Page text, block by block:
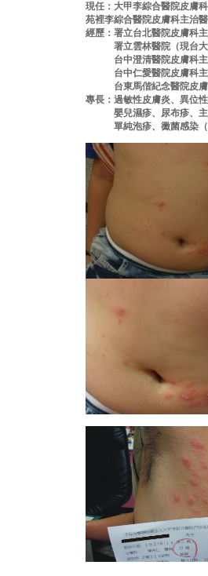
現任：大甲李綜合醫院皮膚
苑裡李綜合醫院皮膚科主治
經歷：署立台北醫院皮膚科
署立雲林醫院（現台大
台中澄清醫院皮膚科主
台中仁愛醫院皮膚科主
台東馬偕紀念醫院皮膚
專長：過敏性皮膚炎、異位
嬰兒濕疹、尿布疹、主婦
單純泡疹、黴菌感染（